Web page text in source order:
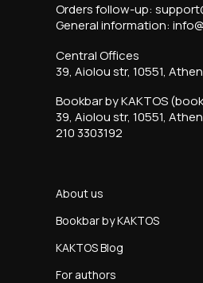
Orders follow-up:
General information:
Central Offices
39, Aiolou str, 10551,
Bookbar by KAKTOS
39, Aiolou str, 10551,
210 3303192
About us
Bookbar by KAKTOS
KAKTOS Blog
For authors